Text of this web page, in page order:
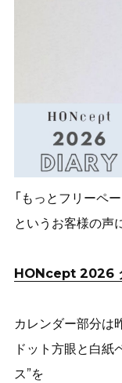
「もっとフリーペ
というお客様の声
HONcept 2026 ダ
カレンダー部分は
ドット方眼と白紙
ス”を